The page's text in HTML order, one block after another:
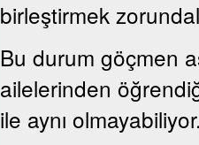
birleştirmek
Bu durum göçmen
ailelerinden
ile aynı